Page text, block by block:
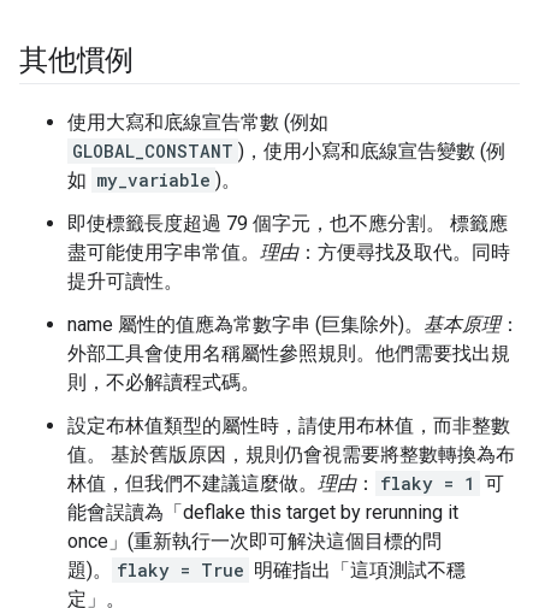
其他慣例
使用大寫和底線宣告常數 (例如
GLOBAL_CONSTANT )，使用小寫和底線宣告變數 (例
如 my_variable )。
即使標籤長度超過 79 個字元，也不應分割。 標籤應
盡可能使用字串常值。 理由：方便尋找及取代。同時
提升可讀性。
name 屬性的值應為常數字串 (巨集除外)。 基本原理：
外部工具會使用名稱屬性參照規則。他們需要找出規
則，不必解讀程式碼。
設定布林值類型的屬性時，請使用布林值，而非整數
值。 基於舊版原因，規則仍會視需要將整數轉換為布
林值，但我們不建議這麼做。 理由： flaky = 1 可
能會誤讀為「deflake this target by rerunning it
once」(重新執行一次即可解決這個目標的問
題)。
flaky = True 明確指出「這項測試不穩
定」。